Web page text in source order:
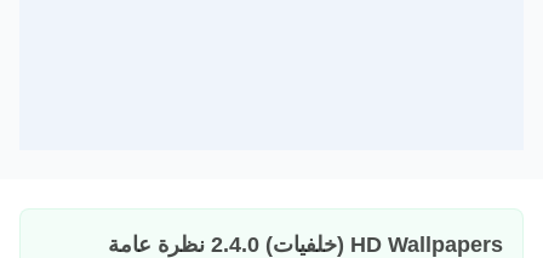
HD Wallpapers (خلفيات) 2.4.0 نظرة عامة